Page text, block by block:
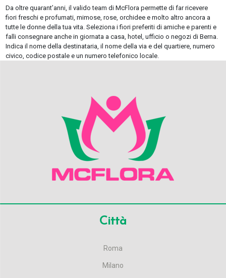
Da oltre quarant’anni, il valido team di McFlora permette di far ricevere
fiori freschi e profumati, mimose, rose, orchidee e molto altro ancora a
tutte le donne della tua vita. Seleziona i fiori preferiti di amiche e parenti e
falli consegnare anche in giornata a casa, hotel, ufficio o negozi di Berna.
Indica il nome della destinataria, il nome della via e del quartiere, numero
civico, codice postale e un numero telefonico locale.
Città
Roma
Milano